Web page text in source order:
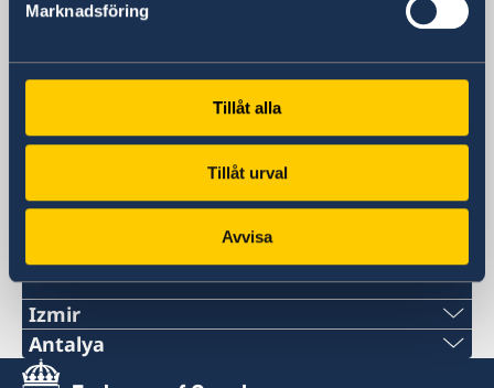
Marknadsföring
Tillåt alla
Tillåt urval
Avvisa
B.P. 3, Kavaklidere
Telefonnummer
+90 312 455 41 00
Fax
+90 312 455 41 20
ambassaden.ankara@gov.se
Svenska konsulat
Izmir
Telefonnummer
Antalya
Telefonnummer